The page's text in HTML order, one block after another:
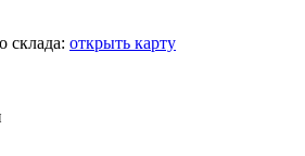
склада: открыть карту